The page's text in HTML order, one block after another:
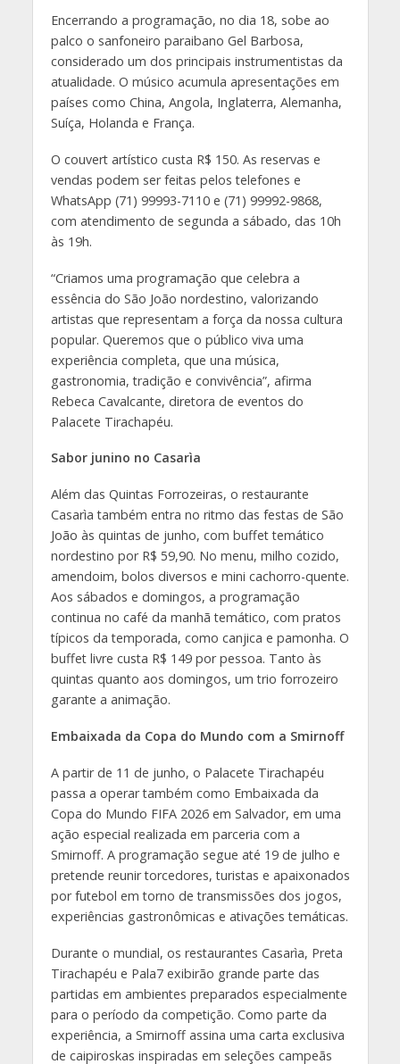
Encerrando a programação, no dia 18, sobe ao
palco o sanfoneiro paraibano Gel Barbosa,
considerado um dos principais instrumentistas da
atualidade. O músico acumula apresentações em
países como China, Angola, Inglaterra, Alemanha,
Suíça, Holanda e França.
O couvert artístico custa R$ 150. As reservas e
vendas podem ser feitas pelos telefones e
WhatsApp (71) 99993-7110 e (71) 99992-9868,
com atendimento de segunda a sábado, das 10h
às 19h.
“Criamos uma programação que celebra a
essência do São João nordestino, valorizando
artistas que representam a força da nossa cultura
popular. Queremos que o público viva uma
experiência completa, que una música,
gastronomia, tradição e convivência”, afirma
Rebeca Cavalcante, diretora de eventos do
Palacete Tirachapéu.
Sabor junino no Casarìa
Além das Quintas Forrozeiras, o restaurante
Casarìa também entra no ritmo das festas de São
João às quintas de junho, com buffet temático
nordestino por R$ 59,90. No menu, milho cozido,
amendoim, bolos diversos e mini cachorro-quente.
Aos sábados e domingos, a programação
continua no café da manhã temático, com pratos
típicos da temporada, como canjica e pamonha. O
buffet livre custa R$ 149 por pessoa. Tanto às
quintas quanto aos domingos, um trio forrozeiro
garante a animação.
Embaixada da Copa do Mundo com a Smirnoff
A partir de 11 de junho, o Palacete Tirachapéu
passa a operar também como Embaixada da
Copa do Mundo FIFA 2026 em Salvador, em uma
ação especial realizada em parceria com a
Smirnoff. A programação segue até 19 de julho e
pretende reunir torcedores, turistas e apaixonados
por futebol em torno de transmissões dos jogos,
experiências gastronômicas e ativações temáticas.
Durante o mundial, os restaurantes Casarìa, Preta
Tirachapéu e Pala7 exibirão grande parte das
partidas em ambientes preparados especialmente
para o período da competição. Como parte da
experiência, a Smirnoff assina uma carta exclusiva
de caipiroskas inspiradas em seleções campeãs